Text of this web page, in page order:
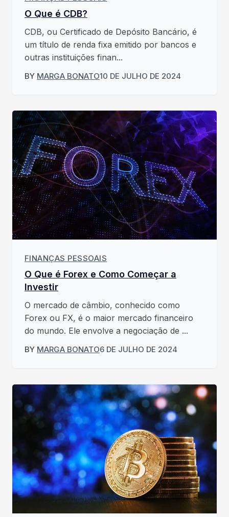
O Que é CDB?
CDB, ou Certificado de Depósito Bancário, é
um título de renda fixa emitido por bancos e
outras instituições finan...
BY MARGA BONATO10 DE JULHO DE 2024
FINANÇAS PESSOAIS
O Que é Forex e Como Começar a
Investir
O mercado de câmbio, conhecido como
Forex ou FX, é o maior mercado financeiro
do mundo. Ele envolve a negociação de ...
BY MARGA BONATO6 DE JULHO DE 2024